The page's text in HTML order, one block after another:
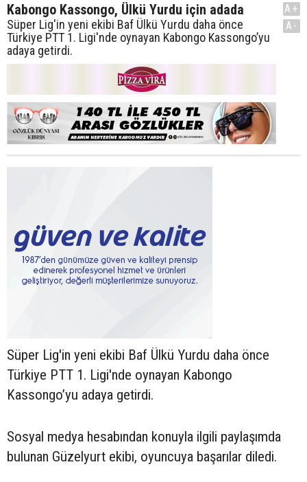
Kabongo Kassongo, Ülkü Yurdu için adada
Süper Lig'in yeni ekibi Baf Ülkü Yurdu daha önce
Türkiye PTT 1. Ligi'nde oynayan Kabongo Kassongo’yu
adaya getirdi.
A+
A-
Süper Lig'in yeni ekibi Baf Ülkü Yurdu daha önce
Türkiye PTT 1. Ligi'nde oynayan Kabongo
Kassongo’yu adaya getirdi.
Sosyal medya hesabından konuyla ilgili paylaşımda
bulunan Güzelyurt ekibi, oyuncuya başarılar diledi.